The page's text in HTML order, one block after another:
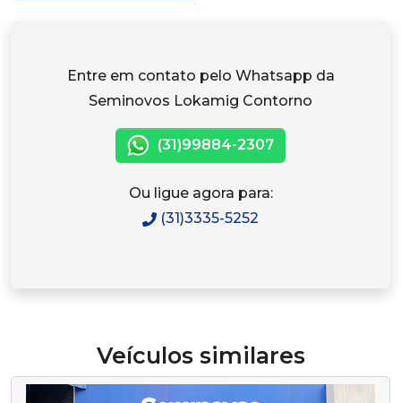
Entre em contato pelo Whatsapp da
Seminovos Lokamig Contorno
(31)99884-2307
Ou ligue agora para:
(31)3335-5252
Veículos similares